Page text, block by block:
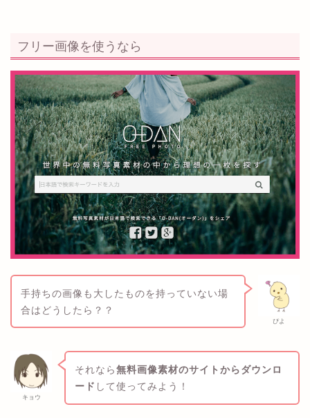
フリー画像を使うなら
ぴよ
手持ちの画像も大したものを持っていない場
合はどうしたら？？
キョウ
それなら無料画像素材のサイトからダウンロ
ード して使ってみよう！